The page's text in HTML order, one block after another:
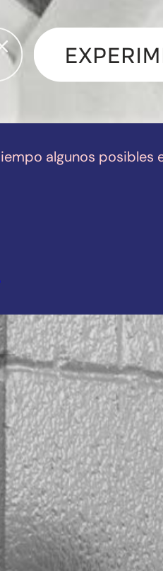
algunos posibles